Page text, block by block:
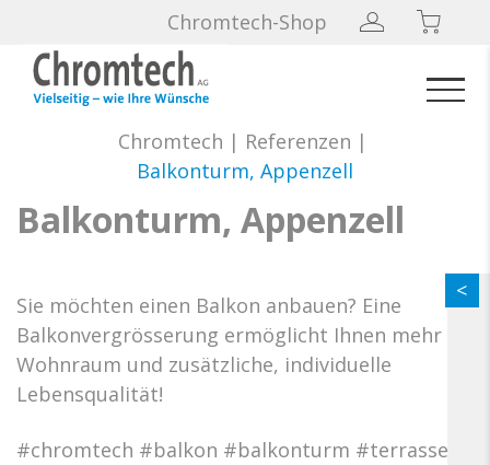
Chromtech-Shop
Chromtech | Referenzen |
Balkonturm, Appenzell
Balkonturm, Appenzell
Sie möchten einen Balkon anbauen? Eine
Balkonvergrösserung ermöglicht Ihnen mehr
Wohnraum und zusätzliche, individuelle
Lebensqualität!
#chromtech #balkon #balkonturm #terrasse